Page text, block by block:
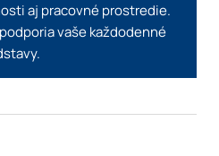
aj pracovné prostredie.
vaše každodenné